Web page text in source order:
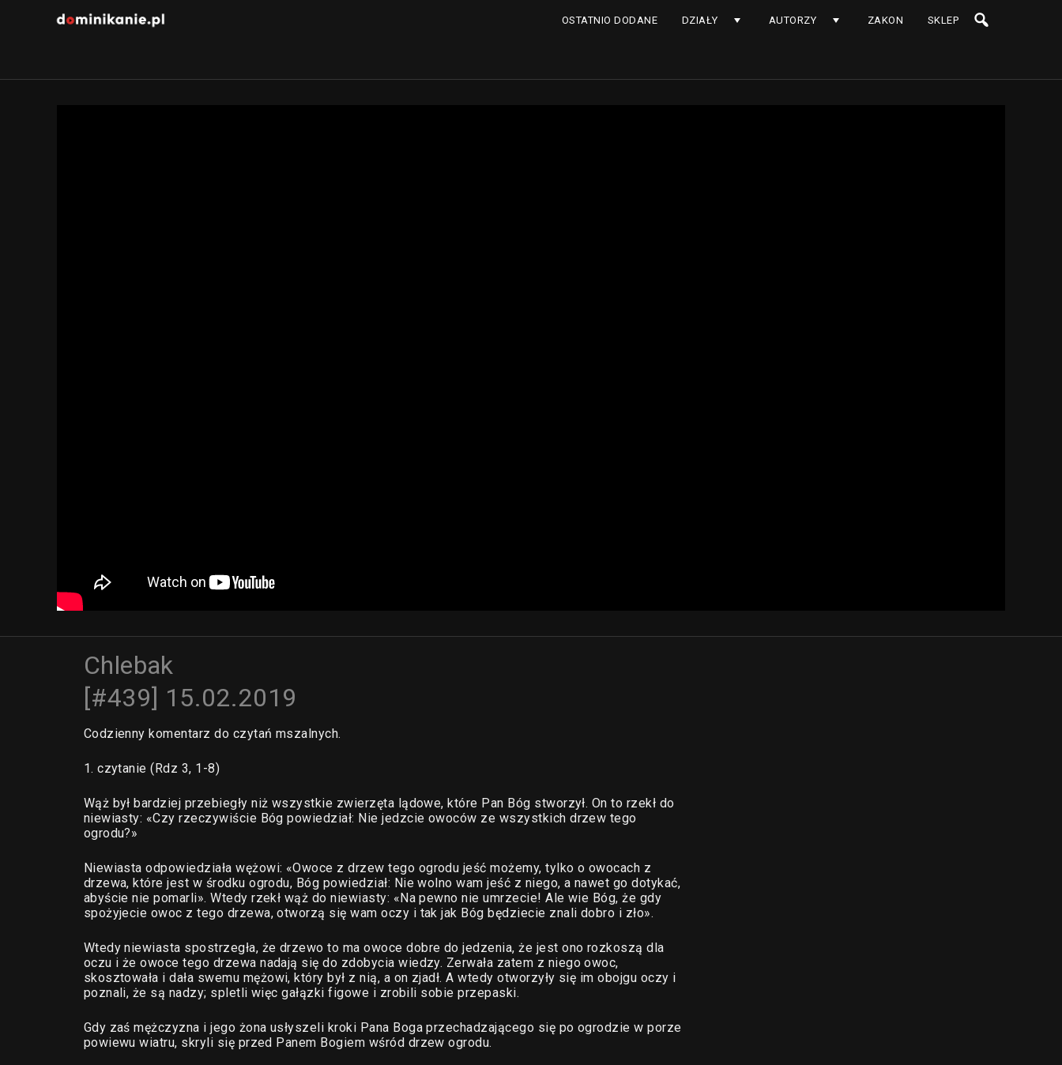
OSTATNIO DODANE DZIAŁY AUTORZY ZAKON SKLEP
Chlebak
[#439] 15.02.2019
Codzienny komentarz do czytań mszalnych.
1. czytanie (Rdz 3, 1-8)
Wąż był bardziej przebiegły niż wszystkie zwierzęta lądowe, które Pan Bóg stworzył. On to rzekł do
niewiasty: «Czy rzeczywiście Bóg powiedział: Nie jedzcie owoców ze wszystkich drzew tego
ogrodu?»
Niewiasta odpowiedziała wężowi: «Owoce z drzew tego ogrodu jeść możemy, tylko o owocach z
drzewa, które jest w środku ogrodu, Bóg powiedział: Nie wolno wam jeść z niego, a nawet go dotykać,
abyście nie pomarli». Wtedy rzekł wąż do niewiasty: «Na pewno nie umrzecie! Ale wie Bóg, że gdy
spożyjecie owoc z tego drzewa, otworzą się wam oczy i tak jak Bóg będziecie znali dobro i zło».
Wtedy niewiasta spostrzegła, że drzewo to ma owoce dobre do jedzenia, że jest ono rozkoszą dla
oczu i że owoce tego drzewa nadają się do zdobycia wiedzy. Zerwała zatem z niego owoc,
skosztowała i dała swemu mężowi, który był z nią, a on zjadł. A wtedy otworzyły się im obojgu oczy i
poznali, że są nadzy; spletli więc gałązki figowe i zrobili sobie przepaski.
Gdy zaś mężczyzna i jego żona usłyszeli kroki Pana Boga przechadzającego się po ogrodzie w porze
powiewu wiatru, skryli się przed Panem Bogiem wśród drzew ogrodu.